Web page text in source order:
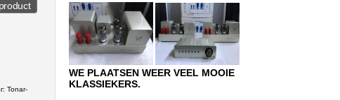
Tonar-
WE PLAATSEN WEER VEEL MOOIE
KLASSIEKERS.